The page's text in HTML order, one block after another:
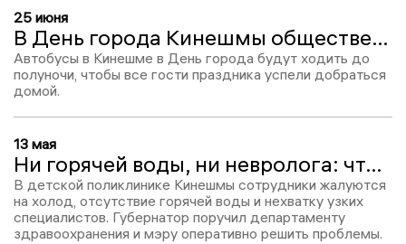
25 июня
В День города Кинешмы общественный транспорт продлит работу до полуночи
Автобусы в Кинешме в День города будут ходить до
полуночи, чтобы все гости праздника успели добраться
домой.
13 мая
Ни горячей воды, ни невролога: что Воскресенский нашел в детской поликлинике Кинешмы спустя полгода после открытия
В детской поликлинике Кинешмы сотрудники жалуются
на холод, отсутствие горячей воды и нехватку узких
специалистов. Губернатор поручил департаменту
здравоохранения и мэру оперативно решить проблемы.